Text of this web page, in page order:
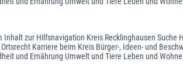
Inhalt zur Hilfsnavigation Kreis Recklinghausen
Karriere beim Kreis Bürger-, Ideen- und
und Ernährung Umwelt und Tiere Leben und